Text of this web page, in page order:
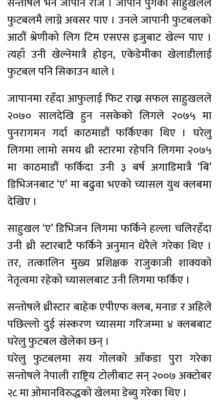
फुटबलमै लाग्ने अवसर पाए । उनले जापानी फुटबलको
आठौं श्रेणीको लिग टिम एसएस इजुबाट खेल्न पाए ।
त्यहाँ उनी खेल्नेमात्रै होइन, एकेडेमीका खेलाडीलाई
फुटबल पनि सिकाउन थाले ।
जापानमा रहँदा आफुलाई फिट राख्न सफल साहुखलले
२०७० सालदेखि हुन नसकेको लिगले २०७५ मा
पुनरागमन गर्दा काठमाडौं फर्किएका थिए । घरेलु
लिगमा लामो समय थ्री स्टारमा रहेपनि लिगमा २०७५
मा काठमाडौं फर्किदा उनी ३ बर्ष अगाडिमात्रै ‘बि’
डिभिजनबाट ‘ए’ मा बढुवा भएको च्यासल युथ क्लबमा
देखिए ।
साहुखल ‘ए’ डिभिजन लिगमा फर्किने हल्ला चलिरहँदा
उनी थ्री स्टारबाटै फर्किने अनुमान धेरैले गरेका थिए ।
तर, तत्कालिन मुख्य प्रशिक्षक राजुकाजी शाक्यको
नेतृत्वमा रहेको च्यासलबाट उनी लिगमा फर्किए ।
सन्तोषले थ्रीस्टार बाहेक एपीएफ क्लब, मनाङ र अहिले
पछिल्लो दुई संस्करण च्यासमा गरिजम्मा ४ क्लबबाट
घरेलु फुटबल खेलेका छन् ।
घरेलु फुटबलमा सय गोलको आँकडा पुरा गरेका
सन्तोषले नेपाली राष्ट्रिय टोलीबाट सन् २००७ अक्टोबर
२८ मा ओमानविरुद्धको खेलमा डेब्यु गरेका थिए ।